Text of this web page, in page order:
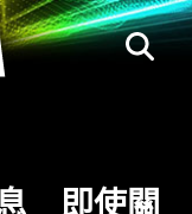
即使關